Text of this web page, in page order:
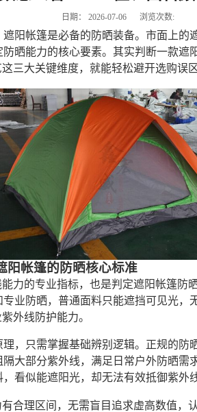
日期： 2026-07-06 浏览次数:
阳帐篷是必备的防晒装备。市面上的
晒能力的核心要素。其实判断一款遮
三大关键维度，就能轻松避开选购误
阳帐篷的防晒核心标准
力的专业指标，也是判定遮阳帐篷防
业防晒，普通面料只能遮挡可见光，
外线防护能力。
，只需掌握基础辨别逻辑。正规的防
大部分紫外线，满足日常户外防晒需
看似能遮阳光，却无法有效抵御紫外
合理区间，无需盲目追求虚高数值，